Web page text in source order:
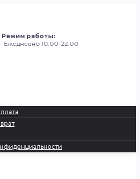
работы:
10:00-22:00